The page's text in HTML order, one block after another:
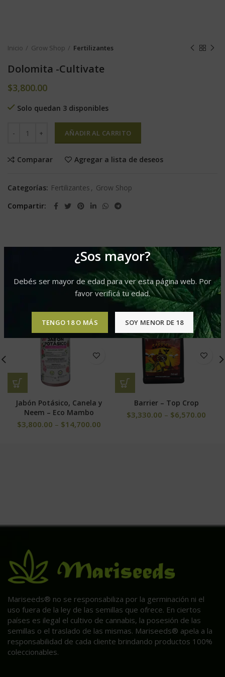
¿Sos mayor?
Debés ser mayor de edad para ver esta página web. Por
favor verificá tu edad.
TENGO 18 O MÁS SOY MENOR DE 18
Inicio Grow Shop Fertilizantes
Dolomita -Cultivate
$3,800.00
Solo quedan 3 disponibles
AÑADIR AL CARRITO
Comparar Agregar a lista de deseos
Categorías: Fertilizantes , Grow Shop
Compartir
PRODUCTOS RELACIONADOS
Jabón Potásico, Canela y
Neem – Eco Mambo
$3,800.00 – $14,700.00
Barrier – Top Crop
$3,330.00 – $6,570.00
Mariseeds® no se responsabiliza por la germinación ni el
uso fuera de la ley de las semillas que ofrece. En ciertos
países es ilegal el cultivo de cannabis, la posesión de las
semillas o el traslado de las mismas. Mariseeds® apela a la
responsabilidad de cada cliente brindando productos 100%
coleccionables.